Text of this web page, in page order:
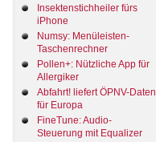
Insektenstichheiler fürs
iPhone
Numsy: Menüleisten-
Taschenrechner
Pollen+: Nützliche App für
Allergiker
Abfahrt! liefert ÖPNV-Daten
für Europa
FineTune: Audio-
Steuerung mit Equalizer